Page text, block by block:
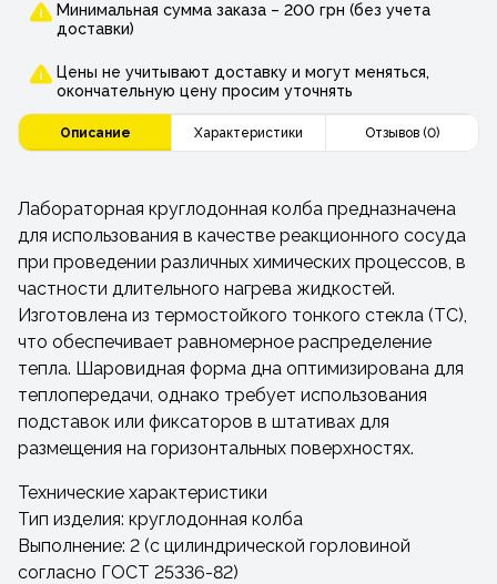
Минимальная сумма заказа – 200 грн (без учета
доставки)
Цены не учитывают доставку и могут меняться,
окончательную цену просим уточнять
Описание Характеристики Отзывов (0)
Лабораторная круглодонная колба предназначена
для использования в качестве реакционного сосуда
при проведении различных химических процессов, в
частности длительного нагрева жидкостей.
Изготовлена ​​из термостойкого тонкого стекла (ТС),
что обеспечивает равномерное распределение
тепла. Шаровидная форма дна оптимизирована для
теплопередачи, однако требует использования
подставок или фиксаторов в штативах для
размещения на горизонтальных поверхностях.
Технические характеристики
Тип изделия: круглодонная колба
Выполнение: 2 (с цилиндрической горловиной
согласно ГОСТ 25336-82)